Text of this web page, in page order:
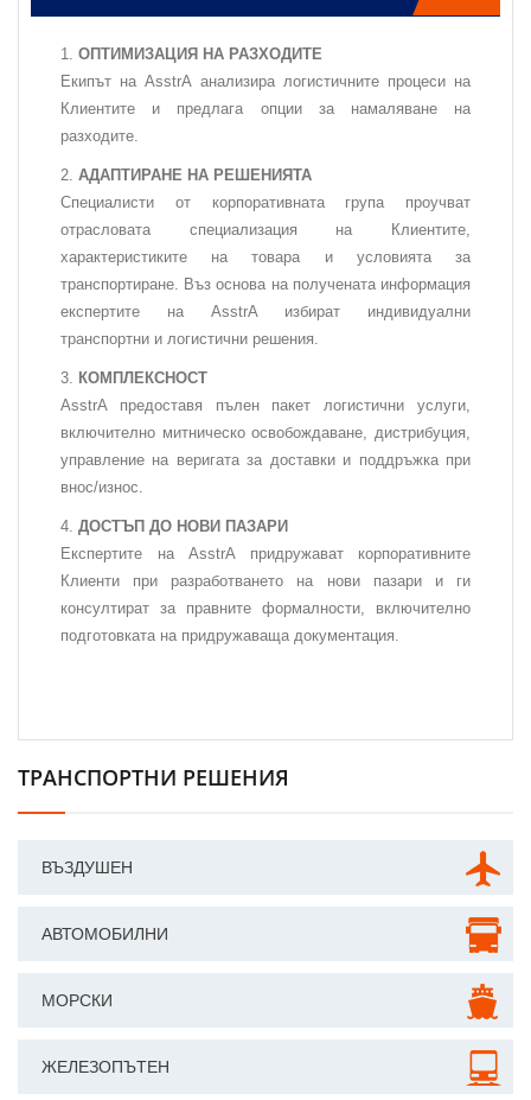
ОПТИМИЗАЦИЯ НА РАЗХОДИТЕ
Екипът на AsstrA анализира логистичните процеси на
Клиентите и предлага опции за намаляване на
разходите.
АДАПТИРАНЕ НА РЕШЕНИЯТА
Специалисти от корпоративната група проучват
отрасловата специализация на Клиентите,
характеристиките на товара и условията за
транспортиране. Въз основа на получената информация
експертите на AsstrA избират индивидуални
транспортни и логистични решения.
КОМПЛЕКСНОСТ
AsstrA предоставя пълен пакет логистични услуги,
включително митническо освобождаване, дистрибуция,
управление на веригата за доставки и поддръжка при
внос/износ.
ДОСТЪП ДО НОВИ ПАЗАРИ
Експертите на AsstrA придружават корпоративните
Клиенти при разработването на нови пазари и ги
консултират за правните формалности, включително
подготовката на придружаваща документация.
ТРАНСПОРТНИ РЕШЕНИЯ
ВЪЗДУШЕН
АВТОМОБИЛНИ
МОРСКИ
ЖЕЛЕЗОПЪТЕН